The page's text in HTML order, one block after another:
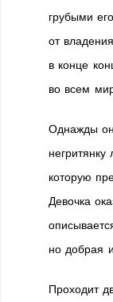
грубыми
от
в конце
во всем
Однажды
которую
Девочка
но добрая
Проходит